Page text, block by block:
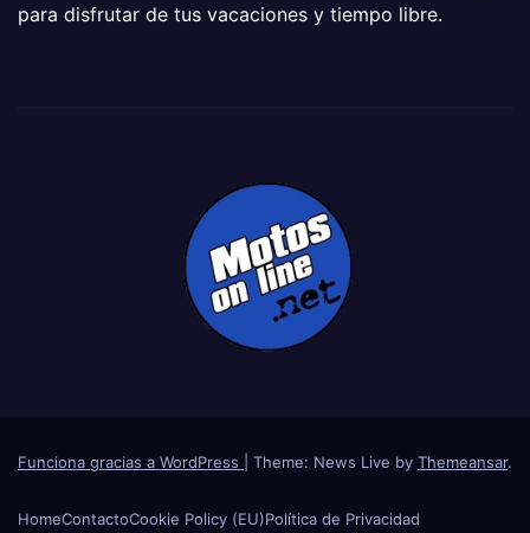
para disfrutar de tus vacaciones y tiempo libre.
Funciona gracias a WordPress Theme: News Live by Themeansar.
HomeContactoCookie Policy (EU)Política de Privacidad